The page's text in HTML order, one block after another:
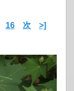
16 次 >]